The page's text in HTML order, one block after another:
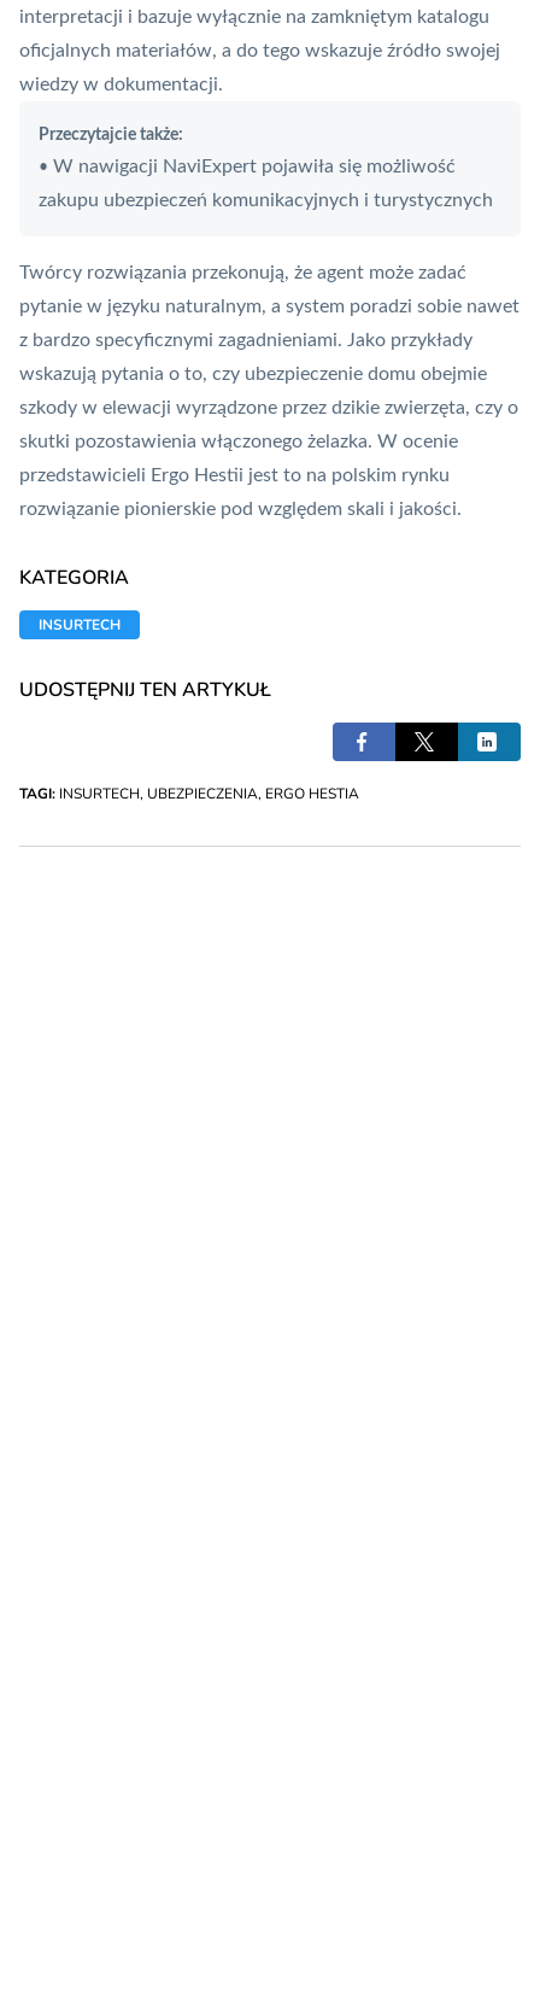
interpretacji i bazuje wyłącznie na zamkniętym katalogu
oficjalnych materiałów, a do tego wskazuje źródło swojej
wiedzy w dokumentacji.
Przeczytajcie także:
• W nawigacji NaviExpert pojawiła się możliwość
zakupu ubezpieczeń komunikacyjnych i turystycznych
Twórcy rozwiązania przekonują, że agent może zadać
pytanie w języku naturalnym, a system poradzi sobie nawet
z bardzo specyficznymi zagadnieniami. Jako przykłady
wskazują pytania o to, czy ubezpieczenie domu obejmie
szkody w elewacji wyrządzone przez dzikie zwierzęta, czy o
skutki pozostawienia włączonego żelazka. W ocenie
przedstawicieli Ergo Hestii jest to na polskim rynku
rozwiązanie pionierskie pod względem skali i jakości.
KATEGORIA
INSURTECH
UDOSTĘPNIJ TEN ARTYKUŁ
TAGI: INSURTECH, UBEZPIECZENIA, ERGO HESTIA